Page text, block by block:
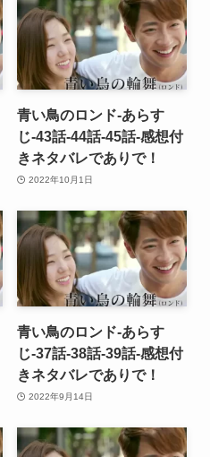
青い鳥のロンド-あらす
じ-43話-44話-45話-感想付
きネタバレでありで！
2022年10月1日
青い鳥のロンド-あらす
じ-37話-38話-39話-感想付
きネタバレでありで！
2022年9月14日